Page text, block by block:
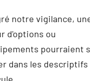
notre vigilance,
d'options ou
pourraient
dans les descriptifs